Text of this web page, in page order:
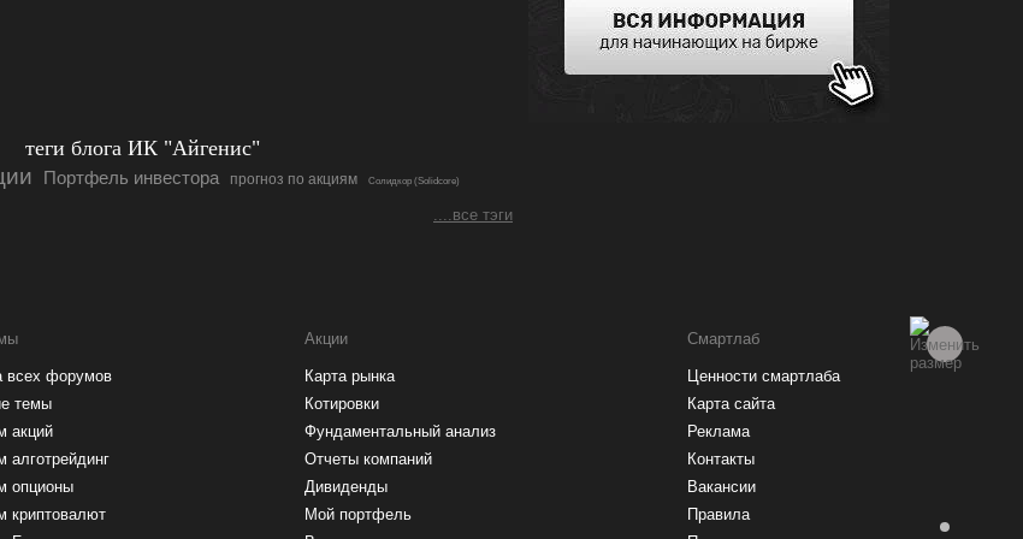
теги блога ИК "Айгенис"
Портфель инвестора прогноз по акциям Солидкор (Solidcore)
....все тэги
всех форумов
темы
акций
алготрейдинг
опционы
криптовалют
Акции
Карта рынка
Котировки
Фундаментальный анализ
Отчеты компаний
Дивиденды
Мой портфель
Смартлаб
Ценности смартлаба
Карта сайта
Реклама
Контакты
Вакансии
Правила